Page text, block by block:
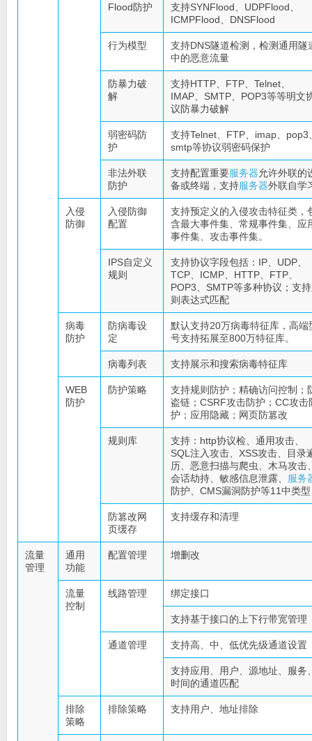
Flood防护
支持SYNFlood、UDPFlood、
ICMPFlood、DNSFlood
行为模型
支持DNS隧道检测，检测通用隧
中的恶意流量
防暴力破
解
支持HTTP、FTP、Telnet、
IMAP、SMTP、POP3等等明文
议防暴力破解
弱密码防
护
支持Telnet、FTP、imap、pop3
smtp等协议弱密码保护
非法外联
防护
支持配置重要服务器允许外联的
备或终端，支持服务器外联自学
入侵
防御
入侵防御
配置
支持预定义的入侵攻击特征类，
含最大事件集、常规事件集、应
事件集、攻击事件集。
IPS自定义
规则
支持协议字段包括：IP、UDP、
TCP、ICMP、HTTP、FTP、
POP3、SMTP等多种协议；支
则表达式匹配
病毒
防护
防病毒设
定
默认支持20万病毒特征库，高端
号支持拓展至800万特征库。
病毒列表 支持展示和搜索病毒特征库
WEB
防护
防护策略
支持规则防护；精确访问控制；
盗链；CSRF攻击防护；CC攻击
护；应用隐藏；网页防篡改
规则库
支持：http协议检、通用攻击、
SQL注入攻击、XSS攻击、目录
历、恶意扫描与爬虫、木马攻击
会话劫持、敏感信息泄露、 服务
防护、CMS漏洞防护等11中类型
防篡改网
页缓存
支持缓存和清理
流量
管理
通用
功能
配置管理 增删改
流量
控制
线路管理 绑定接口
支持基于接口的上下行带宽管理
通道管理 支持高、中、低优先级通道设置
支持应用、用户、源地址、服务
时间的通道匹配
排除
策略
排除策略 支持用户、地址排除